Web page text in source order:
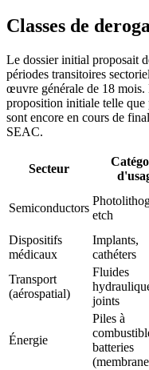
Classes de
Le dossier initial proposait
périodes transitoires
œuvre générale de 18 mois.
proposition initiale telle que
sont encore en cours de
SEAC.
Secteur
Semiconductors
etch
Dispositifs
médicaux
Implants,
cathéters
Transport
(aérospatial)
Fluides
joints
Énergie
Piles à
batteries